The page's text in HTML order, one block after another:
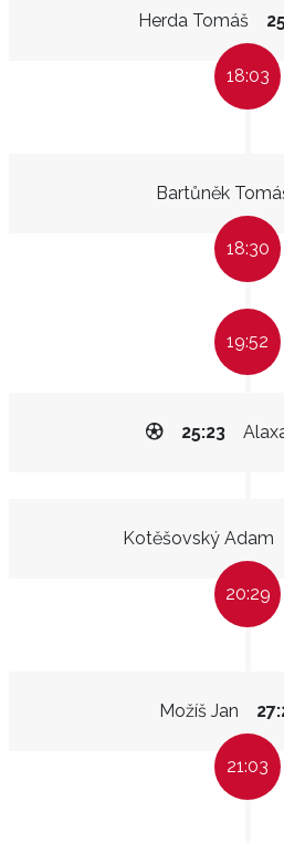
Herda Tomáš
18:03
Bartůněk
18:30
19:52
25:23
Kotěšovský Adam
20:29
Možíš Jan
21:03